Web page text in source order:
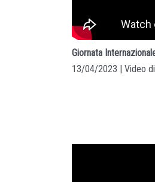
Giornata
13/04/2023 | Video